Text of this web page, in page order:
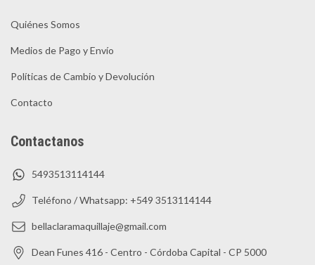
Quiénes Somos
Medios de Pago y Envío
Políticas de Cambio y Devolución
Contacto
Contactanos
5493513114144
Teléfono / Whatsapp: +549 3513114144
bellaclaramaquillaje@gmail.com
Dean Funes 416 - Centro - Córdoba Capital - CP 5000